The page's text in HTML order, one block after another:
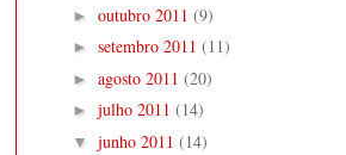
► outubro 2011 (9)
► setembro 2011 (11)
► agosto 2011 (20)
► julho 2011 (14)
▼ junho 2011 (14)